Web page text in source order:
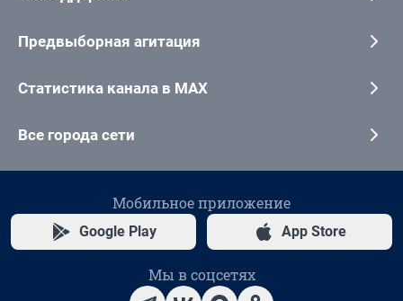
Предвыборная агитация
Статистика канала в MAX
Все города сети
Мобильное приложение
Google Play App Store
Мы в соцсетях